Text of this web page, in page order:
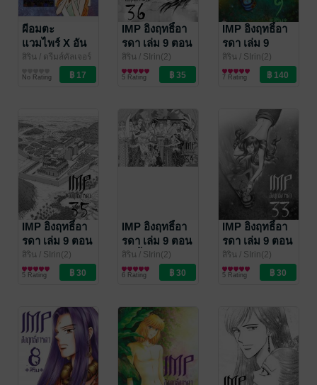
ผีอมตะ
แวมไพร์ X อัน
เดด (รายตอน)
สวยทุกส่วน
สิริน / ดรีมส์คัลเจอร์
การ์ตูนรายตอน
No Rating
IMP อิงฤทธิ์อา
รดา เล่ม 9 ตอน
36 อัสสูรกระสือ
กุมารี และอัสส
ราเทวนารี
สิริน / SIrin(2)
การ์ตูนผู้หญิง
5 Rating
IMP อิงฤทธิ์อา
รดา เล่ม 9
สิริน / SIrin(2)
การ์ตูนผู้หญิง
7 Rating
IMP อิงฤทธิ์อา
รดา เล่ม 9 ตอน
35 เจ้าชายปร
มะและเจ้าชาย
สิริน / SIrin(2)
การ์ตูนผู้หญิง
5 Rating
IMP อิงฤทธิ์อา
รดา เล่ม 9 ตอน
34 ฟื้นคืนชีพ
สิริน / SIrin(2)
การ์ตูนผู้หญิง
6 Rating
IMP อิงฤทธิ์อา
รดา เล่ม 9 ตอน
33 บูชายัญ
สิริน / SIrin(2)
การ์ตูนผู้หญิง
5 Rating